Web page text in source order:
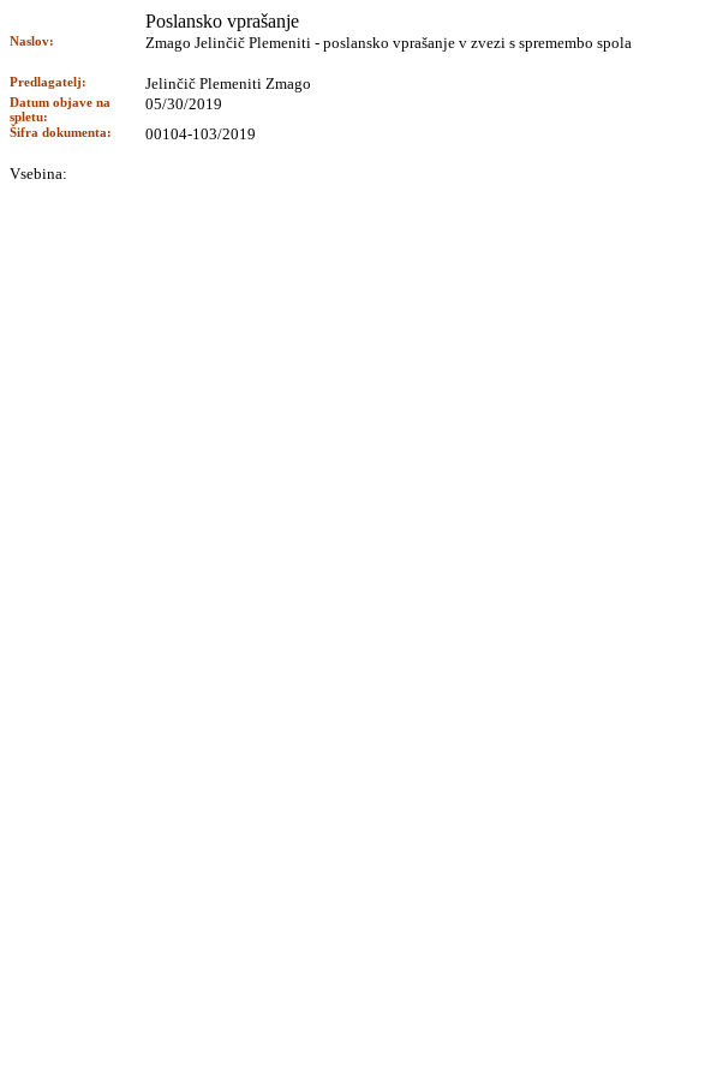
Poslansko vprašanje
Naslov: Zmago Jelinčič Plemeniti - poslansko vprašanje v zvezi s spremembo spola
Predlagatelj: Jelinčič Plemeniti Zmago
Datum objave na
spletu:
05/30/2019
Šifra dokumenta: 00104-103/2019
Vsebina: